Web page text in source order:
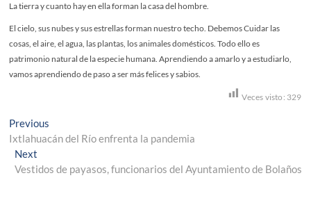
La tierra y cuanto hay en ella forman la casa del hombre.
El cielo, sus nubes y sus estrellas forman nuestro techo. Debemos Cuidar las
cosas, el aire, el agua, las plantas, los animales domésticos. Todo ello es
patrimonio natural de la especie humana. Aprendiendo a amarlo y a estudiarlo,
vamos aprendiendo de paso a ser más felices y sabios.
Veces visto: 329
Navegación
de
entradas
Previous
post:
Ixtlahuacán del Río enfrenta la pandemia
NextNext
post:
Vestidos de payasos, funcionarios del Ayuntamiento de Bolaños